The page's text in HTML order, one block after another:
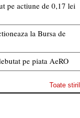
pe actiune de 0,17 lei
la Bursa de
pe piata AeRO
Toate